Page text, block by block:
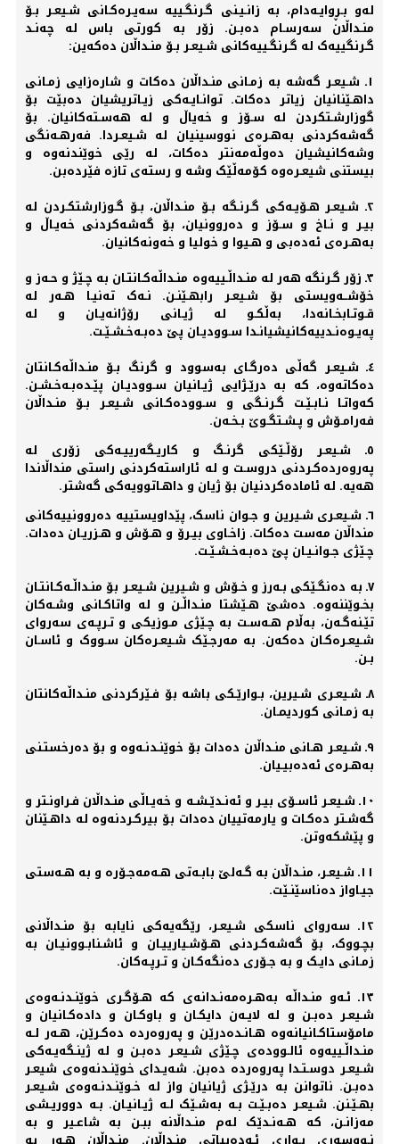
له‌و بـڕوایـه‌دام، به‌ زانـیـنی گـرنگـییه‌ سه‌یـرەکـانی شـیعـر بـۆ
منـداڵان سه‌رسـام دەبـن. زۆر به‌ کورتی باس له‌ چه‌نـد
گـرنگییه‌ک له‌ گـرنگـییه‌کانی شـیعـر بـۆ منـداڵان دەکه‌ین:
١ـ شـیعـر گه‌شه‌ به‌ زمـانی منـداڵان دەکات و شارەزایی زمـانی
داهـێنانیان زیاتر دەکات. توانـایـه‌کی زیـاتریشیان دەبێت بۆ
گوزارشـتکردن لە سـۆز و خەیاڵ و لە هەسـتەکانیان. بۆ
گەشەکردنی به‌هـرەی نووسینیان لە شـیعـردا. فه‌رهـه‌نگی
وشه‌کانیشیان دەوڵه‌مه‌نتر دەکات، له‌ رێی خوێندنەوە و
بیستنی شیعـرەوە کۆمه‌ڵێک وشه‌ و رسته‌ی تازە فێردەبن.
٢ـ شـیعـر هـۆیـه‌کی گـرنـگه‌ بـۆ منـداڵان، بـۆ گـوزارشتکـردن له‌
بیـر و نـاخ و سـۆز و دەروونیان، بۆ گه‌شه‌کردنی خه‌یـاڵ و
به‌هـرەی ئه‌دەبی و هـیوا و خولیا و خه‌ونەکانیان.
٣ـ زۆر گـرنگه‌ هه‌‌ر له‌ منـداڵـییه‌وە منـداڵه‌کـانتـان به‌ چـێژ و حـه‌ز و
خۆشــه‌ویستی بۆ شـیعـر رابهـێنـن. نـه‌ک ته‌نیـا هـه‌ر له‌
قـوتـابخـانه‌دا، به‌ڵکـو له‌ ژیـانی رۆژانه‌یـان و له‌
په‌یـوەنـدییه‌کانیشیانـدا سـوودیـان پێ دەبـه‌خـشـێـت.
٤ـ شـیعـر گه‌ڵی دەرگـای بەسوود و گرنگ بـۆ منـداڵه‌کـانتان
دەکاتەوە، کە به‌ درێـژایی ژیـانیان سـوودیـان پێـدەبـەخـشـن.
که‌واتـا نـابـێـت گـرنـگی و سـوودەکـانی شـیعـر بـۆ منـداڵان
فەرامـۆش و پـشـتگـوێ بـخـه‌ن.
٥ـ شـیعـر رۆڵـێکی گرنـگ و کاریـگەرییـەکی زۆری لە
پەروەردەکـردنی دروسـت و لە ئاراستەکردنی راستی منداڵاندا
هەیە. لە ئامادەکردنیان بۆ ژیان و داهـاتوویەکی گەشتر.
٦ـ شـیعـری شـیرین و جـوان ناسک، پێداویستییە دەروونییەکانی
منداڵان مەست دەکات. زاخـاوی بیـرۆ و هـۆش و هـزریـان دەدات.
چـێژی جـوانـیـان پێ دەبـەخـشـێـت.
٧ـ به‌ دەنگـێکی بـه‌رز و خـۆش و شـیرین شـیعـر بۆ منـداڵـه‌کـانتـان
بخـوێننه‌وە. دەشێ هـێشتا منـداڵـن و له‌ واتاکـانی وشـه‌کان
تێـنه‌گـه‌ن، به‌ڵام هـه‌سـت به‌ چـێژی مـوزیکی و تـرپـه‌ی سه‌روای
شـیعـرەکـان دەکه‌ن. به‌ مه‌رجـێک شـیعـرەکان سـووک و ئاسـان
بـن.
٨ـ شـیعـری شـیرین، بـوارێـکی باشه‌ بۆ فـێرکردنی منـداڵه‌کانتان
به‌ زمـانی کوردیمـان.
٩ـ شـیعـر هـانی منـداڵان دەدات بۆ خوێنـدنـه‌وە و بۆ دەرخستـنی
بەهـرەی ئه‌دەبیـیان.
١٠ـ شـیعـر ئاسـۆی بیـر و ئه‌نـدێـشـه‌ و خه‌یـاڵی منـداڵان فـراونـتر و
گه‌شـتر دەکـات و یارمه‌تییان دەدات بۆ بیرکـردنه‌وە له‌ داهـێنان
و پێشکه‌وتن.
١١ـ شـیعـر، منـداڵان به‌ گـه‌لێ بابـه‌تی هـه‌مه‌جـۆرە و به‌ هـه‌ستی
جیـاواز دەناسێنـێت.
١٢ـ سه‌روای ناسکی شـیعـر، رێگه‌یه‌کی نایابه‌ بۆ منـداڵانی
بچـووک، بۆ گه‌شه‌کـردنی هـۆشـیارییـان و ئاشـنابـوونیـان به‌
زمـانی دایـک و به‌ جـۆری دەنگه‌کـان و تـرپـه‌کان.
١٣ـ ئـه‌و منـداڵه‌ به‌هـرەمه‌نـدانه‌ی که‌ هـۆگـری خوێنـدنـه‌وەی
شـیعـر دەبـن و له‌ لایـه‌ن دایکـان و باوکـان و دادەکـانیان و
مامۆستاکـانیانه‌وە هـانـدەدرێن و په‌روەردە دەکـرێن، هـه‌ر لـە
منـداڵـییه‌وە ئالـوودەی چـێژی شـیعـر دەبـن و له‌ ژینـگه‌یـه‌کی
شـیعـر دوسـتـدا په‌روەردە دەبن. شه‌یـدای خوێنـدنه‌وەی شیعـر
دەبـن. ناتوانن به‌ درێـژی ژیانیان واز له‌ خـوێنـدنـه‌وەی شـیعـر
بهـێـنن. شـیعـر دەبـێـت بـه‌ به‌شـێک لـه‌ ژیـانیـان. بـه‌ دووریـشی
مه‌زانـن، که‌ هـه‌نـدێک له‌م منـداڵانه‌ ببـن به‌ شاعـیر و به‌